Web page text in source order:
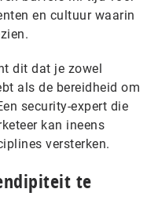
en cultuur waarin
dit dat je zowel
als de bereidheid om
security-expert die
kan ineens
versterken.
te